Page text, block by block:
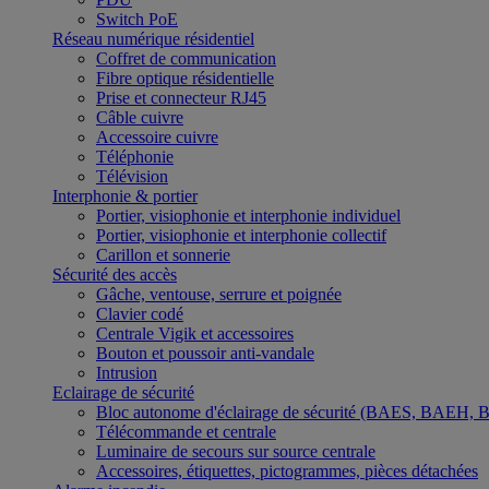
Switch PoE
Réseau numérique résidentiel
Coffret de communication
Fibre optique résidentielle
Prise et connecteur RJ45
Câble cuivre
Accessoire cuivre
Téléphonie
Télévision
Interphonie & portier
Portier, visiophonie et interphonie individuel
Portier, visiophonie et interphonie collectif
Carillon et sonnerie
Sécurité des accès
Gâche, ventouse, serrure et poignée
Clavier codé
Centrale Vigik et accessoires
Bouton et poussoir anti-vandale
Intrusion
Eclairage de sécurité
Bloc autonome d'éclairage de sécurité (BAES,
Télécommande et centrale
Luminaire de secours sur source centrale
Accessoires, étiquettes, pictogrammes, pièces détachées